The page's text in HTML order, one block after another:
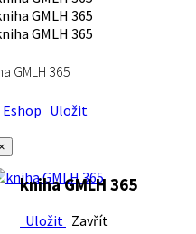
GMLH 365
Uložit
kniha GMLH 365
Uložit Zavřít